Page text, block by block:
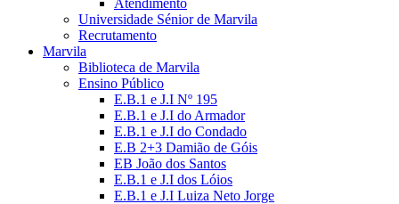
Atendimento
Universidade Sénior de Marvila
Recrutamento
Marvila
Biblioteca de Marvila
Ensino Público
E.B.1 e J.I Nº 195
E.B.1 e J.I do Armador
E.B.1 e J.I do Condado
E.B 2+3 Damião de Góis
EB João dos Santos
E.B.1 e J.I dos Lóios
E.B.1 e J.I Luiza Neto Jorge